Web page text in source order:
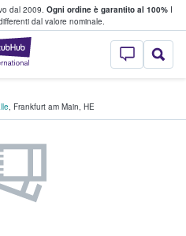
dal 2009. Ogni ordine è garantito al 100%I
dal valore nominale.
StubHub - Dove
biglietti
, Frankfurt am Main, HE